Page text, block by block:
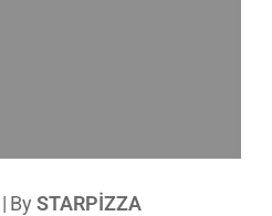
| By STARPIZZA